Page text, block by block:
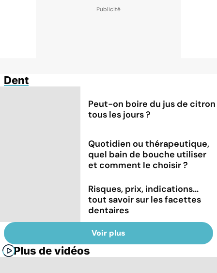
Dent
Peut-on boire du jus de citron
tous les jours ?
Quotidien ou thérapeutique,
quel bain de bouche utiliser
et comment le choisir ?
Risques, prix, indications...
tout savoir sur les facettes
dentaires
Voir plus
Plus de vidéos